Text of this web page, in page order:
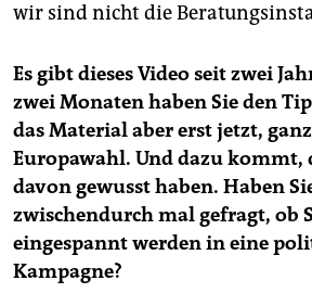
wir sind nicht die
Es gibt dieses Video seit zwei
zwei Monaten haben Sie den
das Material aber erst jetzt,
Europawahl. Und dazu kommt,
davon gewusst haben. Haben
zwischendurch mal gefragt, ob
eingespannt werden in eine
Kampagne?